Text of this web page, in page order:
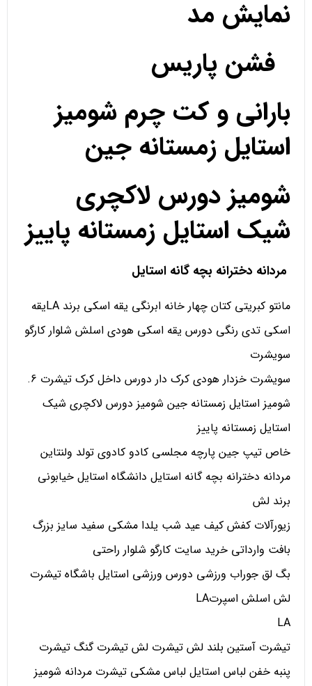
نمایش مد
فشن پاریس
بارانی و کت چرم شومیز
استایل زمستانه جین
شومیز دورس لاکچری
شیک استایل زمستانه پاییز
مردانه دخترانه بچه گانه استایل
مانتو کبریتی کتان چهار خانه ابرنگی یقه اسکی برند LAیقه
اسکی تدی رنگی دورس یقه اسکی هودی اسلش شلوار کارگو
سویشرت
سویشرت خزدار هودی کرک دار دورس داخل کرک تیشرت 6.
شومیز استایل زمستانه جین شومیز دورس لاکچری شیک
استایل زمستانه پاییز
خاص تیپ جین پارچه مجلسی کادو کادوی تولد ولنتاین
مردانه دخترانه بچه گانه استایل دانشگاه استایل خیابونی
برند لش
زیورآلات کفش کیف عید شب یلدا مشکی سفید سایز بزرگ
بافت وارداتی خرید سایت کارگو شلوار راحتی
بگ لق جوراب ورزشی دورس ورزشی استایل باشگاه تیشرت
لش اسلش اسپرتLA
LA
تیشرت آستین بلند لش تیشرت لش تیشرت گنگ تیشرت
پنبه خفن لباس استایل لباس مشکی تیشرت مردانه شومیز